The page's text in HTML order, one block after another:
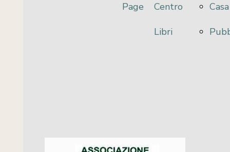
Page Centro
Libri